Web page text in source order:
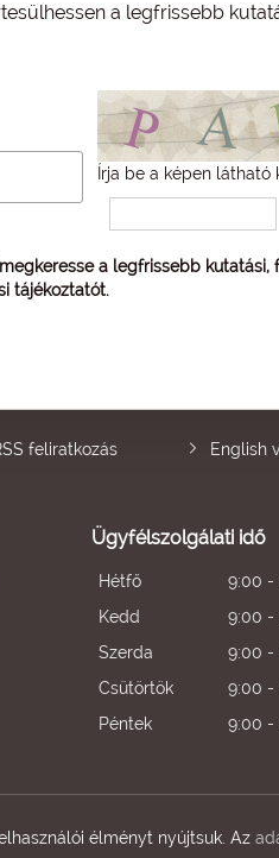
a legfrissebb
Írja be a képen látható
a legfrissebb
tájékoztatót.
feliratkozás English
Ügyfélszolgálati idő
Hétfő
9:00 -
Kedd
9:00 -
Szerda
9:00 -
Csütörtök
9:00 -
Péntek
9:00 -
élményt nyújtsuk. Az